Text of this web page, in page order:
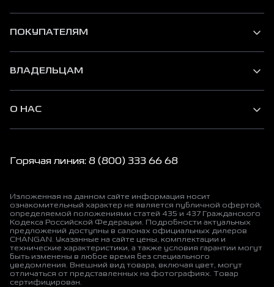
ПОКУПАТЕЛЯМ
ВЛАДЕЛЬЦАМ
О НАС
Горячая линия: 8 (800) 333 66 68
Изложенная на данном сайте информация носит
ознакомительный характер не является публичной офертой,
определяемой положениями статей 435 и 437 Гражданского
Кодекса Российской Федерации. Подробности актуальных
предложений доступны в салонах официальных дилеров
CHANGAN. Указанные на сайте цены, комплектации и
технические характеристики, а также условия гарантии могут
быть изменены в любое время без специального
уведомления. Внешний вид товара, включая цвет, могут
отличаться от представленных на фотографиях. Товар
сертифицирован.